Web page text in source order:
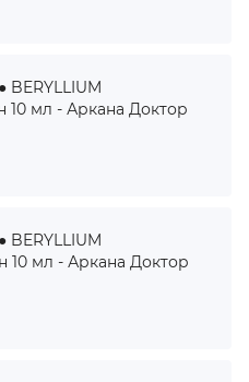
10 мл - Аркана Доктор
10 мл - Аркана Доктор